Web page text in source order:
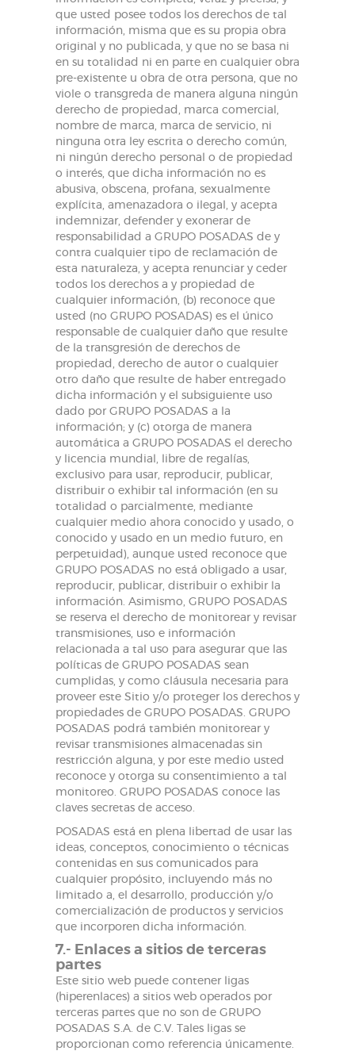
que usted posee todos los derechos de tal
información, misma que es su propia obra
original y no publicada, y que no se basa ni
en su totalidad ni en parte en cualquier obra
pre-existente u obra de otra persona, que no
viole o transgreda de manera alguna ningún
derecho de propiedad, marca comercial,
nombre de marca, marca de servicio, ni
ninguna otra ley escrita o derecho común,
ni ningún derecho personal o de propiedad
o interés, que dicha información no es
abusiva, obscena, profana, sexualmente
explícita, amenazadora o ilegal, y acepta
indemnizar, defender y exonerar de
responsabilidad a GRUPO POSADAS de y
contra cualquier tipo de reclamación de
esta naturaleza, y acepta renunciar y ceder
todos los derechos a y propiedad de
cualquier información, (b) reconoce que
usted (no GRUPO POSADAS) es el único
responsable de cualquier daño que resulte
de la transgresión de derechos de
propiedad, derecho de autor o cualquier
otro daño que resulte de haber entregado
dicha información y el subsiguiente uso
dado por GRUPO POSADAS a la
información; y (c) otorga de manera
automática a GRUPO POSADAS el derecho
y licencia mundial, libre de regalías,
exclusivo para usar, reproducir, publicar,
distribuir o exhibir tal información (en su
totalidad o parcialmente, mediante
cualquier medio ahora conocido y usado, o
conocido y usado en un medio futuro, en
perpetuidad), aunque usted reconoce que
GRUPO POSADAS no está obligado a usar,
reproducir, publicar, distribuir o exhibir la
información. Asimismo, GRUPO POSADAS
se reserva el derecho de monitorear y revisar
transmisiones, uso e información
relacionada a tal uso para asegurar que las
políticas de GRUPO POSADAS sean
cumplidas, y como cláusula necesaria para
proveer este Sitio y/o proteger los derechos y
propiedades de GRUPO POSADAS. GRUPO
POSADAS podrá también monitorear y
revisar transmisiones almacenadas sin
restricción alguna, y por este medio usted
reconoce y otorga su consentimiento a tal
monitoreo. GRUPO POSADAS conoce las
claves secretas de acceso.
POSADAS está en plena libertad de usar las
ideas, conceptos, conocimiento o técnicas
contenidas en sus comunicados para
cualquier propósito, incluyendo más no
limitado a, el desarrollo, producción y/o
comercialización de productos y servicios
que incorporen dicha información.
7.- Enlaces a sitios de terceras
partes
Este sitio web puede contener ligas
(hiperenlaces) a sitios web operados por
terceras partes que no son de GRUPO
POSADAS S.A. de C.V. Tales ligas se
proporcionan como referencia únicamente.